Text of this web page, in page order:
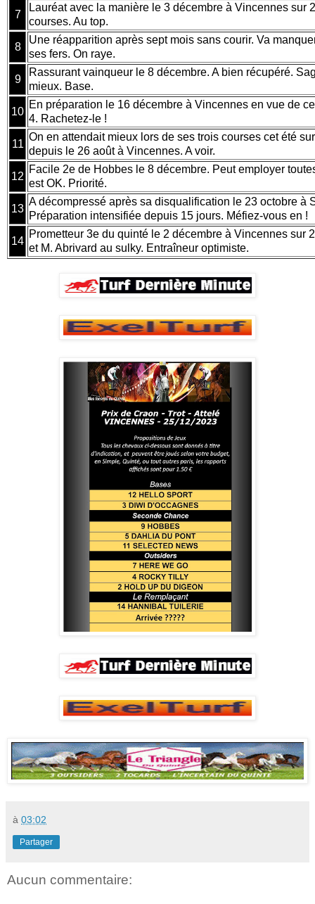
7
Lauréat avec la manière le 3 décembre à Vincennes sur
courses. Au top.
8
Une réapparition après sept mois sans courir. Va
ses fers. On raye.
9
Rassurant vainqueur le 8 décembre. A bien récupéré.
mieux. Base.
10
En préparation le 16 décembre à Vincennes en vue de
4. Rachetez-le !
11
On en attendait mieux lors de ses trois courses cet été
depuis le 26 août à Vincennes. A voir.
12
Facile 2e de Hobbes le 8 décembre. Peut employer
est OK. Priorité.
13
A décompressé après sa disqualification le 23 octobre à
Préparation intensifiée depuis 15 jours. Méfiez-vous en !
14
Prometteur 3e du quinté le 2 décembre à Vincennes sur
et M. Abrivard au sulky. Entraîneur optimiste.
à 03:02
Partager
Aucun commentaire: